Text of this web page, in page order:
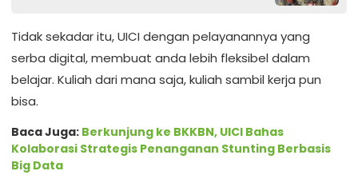
Tidak sekadar itu, UICI dengan pelayanannya yang
serba digital, membuat anda lebih fleksibel dalam
belajar. Kuliah dari mana saja, kuliah sambil kerja pun
bisa.
Baca Juga: Berkunjung ke BKKBN, UICI Bahas
Kolaborasi Strategis Penanganan Stunting Berbasis
Big Data